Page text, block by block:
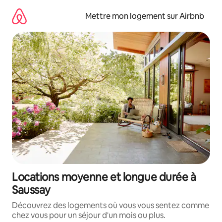
directement
contenu
Mettre mon logement sur Airbnb
Locations moyenne et longue durée à
Saussay
Découvrez des logements où vous vous sentez comme
chez vous pour un séjour d'un mois ou plus.